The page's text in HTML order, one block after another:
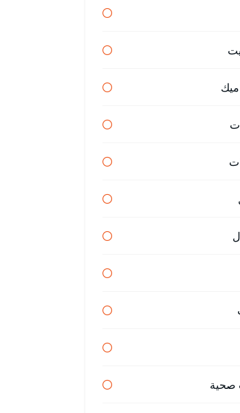
صحية